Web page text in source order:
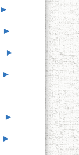
►
►
►
►
►
►